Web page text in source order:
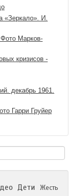
«Зеркало». И.
Фото Марков-
кризисов -
декабрь 1961.
Гарри Груйер
Дети
Жесть